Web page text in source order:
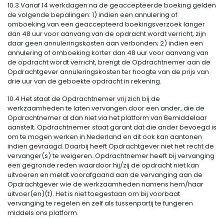
10.3 Vanaf 14 werkdagen na de geaccepteerde boeking gelden
de volgende bepalingen: 1) indien een annulering of
omboeking van een geaccepteerd boekingsverzoek langer
dan 48 uur voor aanvang van de opdracht wordt verricht, zijn
daar geen annuleringskosten aan verbonden; 2) indien een
annulering of omboeking korter dan 48 uur voor aanvang van
de opdracht wordt verricht, brengt de Opdrachtnemer aan de
Opdrachtgever annuleringskosten ter hoogte van de prijs van
drie uur van de geboekte opdracht in rekening.
10.4 Het staat de Opdrachtnemer vrij zich bij de
werkzaamheden te laten vervangen door een ander, die de
Opdrachtnemer al dan niet via het platform van Bemiddelaar
aanstelt. Opdrachtnemer staat garant dat die ander bevoegd is
om te mogen werken in Nederland en dit ook kan aantonen
indien gevraagd. Daarbij heeft Opdrachtgever niet het recht de
vervanger(s) te weigeren. Opdrachtnemer heeft bij vervanging
een gegronde reden waardoor hij/zij de opdracht niet kan
uitvoeren en meldt voorafgaand aan de vervanging aan de
Opdrachtgever wie de werkzaamheden namens hem/haar
uitvoer(en)(t). Het is niet toegestaan om bij voorbaat
vervanging te regelen en zelf als tussenpartij te fungeren
middels ons platform.